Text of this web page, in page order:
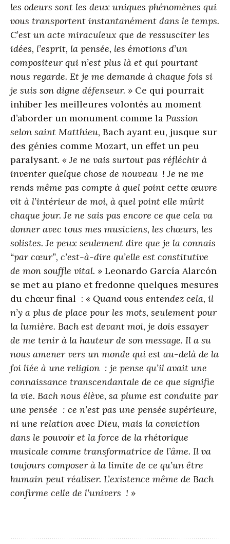
les odeurs sont les deux uniques phénomènes qui
vous transportent instantanément dans le temps.
C’est un acte miraculeux que de ressusciter les
idées, l’esprit, la pensée, les émotions d’un
compositeur qui n’est plus là et qui pourtant
nous regarde. Et je me demande à chaque fois si
je suis son digne défenseur. » Ce qui pourrait
inhiber les meilleures volontés au moment
d’aborder un monument comme la Passion
selon saint Matthieu, Bach ayant eu, jusque sur
des génies comme Mozart, un effet un peu
paralysant. « Je ne vais surtout pas réfléchir à
inventer quelque chose de nouveau ! Je ne me
rends même pas compte à quel point cette œuvre
vit à l’intérieur de moi, à quel point elle mûrit
chaque jour. Je ne sais pas encore ce que cela va
donner avec tous mes musiciens, les chœurs, les
solistes. Je peux seulement dire que je la connais
“par cœur”, c’est-à-dire qu’elle est constitutive
de mon souffle vital. » Leonardo García Alarcón
se met au piano et fredonne quelques mesures
du chœur final : « Quand vous entendez cela, il
n’y a plus de place pour les mots, seulement pour
la lumière. Bach est devant moi, je dois essayer
de me tenir à la hauteur de son message. Il a su
nous amener vers un monde qui est au-delà de la
foi liée à une religion : je pense qu’il avait une
connaissance transcendantale de ce que signifie
la vie. Bach nous élève, sa plume est conduite par
une pensée : ce n’est pas une pensée supérieure,
ni une relation avec Dieu, mais la conviction
dans le pouvoir et la force de la rhétorique
musicale comme transformatrice de l’âme. Il va
toujours composer à la limite de ce qu’un être
humain peut réaliser. L’existence même de Bach
confirme celle de l’univers ! »